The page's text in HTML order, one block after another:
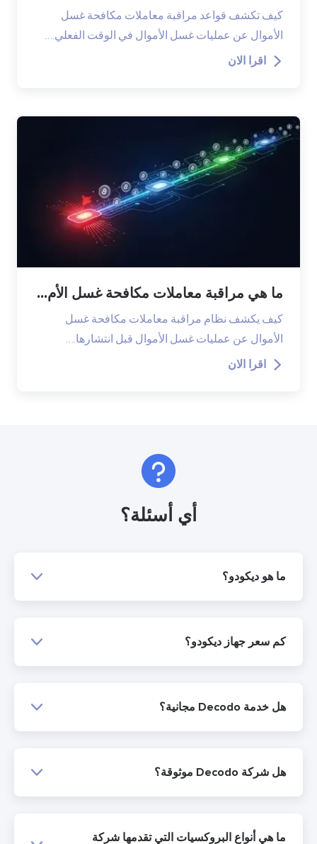
كيف تكشف قواعد مراقبة معاملات مكافحة غسل
الأموال عن عمليات غسل الأموال في الوقت الفعلي.…
اقرا الان
ما هي مراقبة معاملات مكافحة غسل الأم...
كيف يكشف نظام مراقبة معاملات مكافحة غسل
الأموال عن عمليات غسل الأموال قبل انتشارها.…
اقرا الان
أي أسئلة؟
ما هو ديكودو؟
كم سعر جهاز ديكودو؟
هل خدمة Decodo مجانية؟
هل شركة Decodo موثوقة؟
ما هي أنواع البروكسيات التي تقدمها شركة